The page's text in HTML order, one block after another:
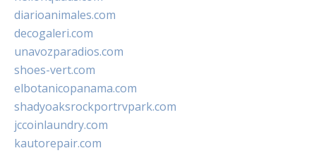
diarioanimales.com
decogaleri.com
unavozparadios.com
shoes-vert.com
elbotanicopanama.com
shadyoaksrockportrvpark.com
jccoinlaundry.com
kautorepair.com